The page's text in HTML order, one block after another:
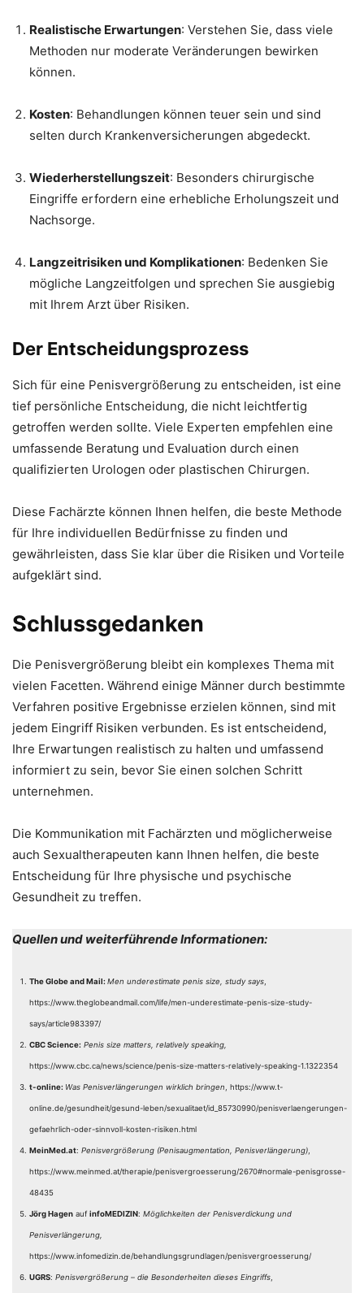
Realistische Erwartungen: Verstehen Sie, dass viele
Methoden nur moderate Veränderungen bewirken
können.
Kosten: Behandlungen können teuer sein und sind
selten durch Krankenversicherungen abgedeckt.
Wiederherstellungszeit: Besonders chirurgische
Eingriffe erfordern eine erhebliche Erholungszeit und
Nachsorge.
Langzeitrisiken und Komplikationen: Bedenken Sie
mögliche Langzeitfolgen und sprechen Sie ausgiebig
mit Ihrem Arzt über Risiken.
Der Entscheidungsprozess
Sich für eine Penisvergrößerung zu entscheiden, ist eine
tief persönliche Entscheidung, die nicht leichtfertig
getroffen werden sollte. Viele Experten empfehlen eine
umfassende Beratung und Evaluation durch einen
qualifizierten Urologen oder plastischen Chirurgen.
Diese Fachärzte können Ihnen helfen, die beste Methode
für Ihre individuellen Bedürfnisse zu finden und
gewährleisten, dass Sie klar über die Risiken und Vorteile
aufgeklärt sind.
Schlussgedanken
Die Penisvergrößerung bleibt ein komplexes Thema mit
vielen Facetten. Während einige Männer durch bestimmte
Verfahren positive Ergebnisse erzielen können, sind mit
jedem Eingriff Risiken verbunden. Es ist entscheidend,
Ihre Erwartungen realistisch zu halten und umfassend
informiert zu sein, bevor Sie einen solchen Schritt
unternehmen.
Die Kommunikation mit Fachärzten und möglicherweise
auch Sexualtherapeuten kann Ihnen helfen, die beste
Entscheidung für Ihre physische und psychische
Gesundheit zu treffen.
Quellen und weiterführende Informationen:
The Globe and Mail:Men underestimate penis size, study says
https://www.theglobeandmail.com/life/men-underestimate-penis-size-study-
says/article983397/
CBC Science: Penis size matters, relatively speaking,
https://www.cbc.ca/news/science/penis-size-matters-relatively-speaking-1.1322354
t-online: Was Penisverlängerungen wirklich bringen , https://www.t-
online.de/gesundheit/gesund-leben/sexualitaet/id_85730990/penisverlaengerungen-
gefaehrlich-oder-sinnvoll-kosten-risiken.html
MeinMed.at: Penisvergrößerung (Penisaugmentation, Penisverlängerung)
https://www.meinmed.at/therapie/penisvergroesserung/2670#normale-penisgrosse-
48435
Jörg Hagen auf infoMEDIZIN: Möglichkeiten der Penisverdickung und
Penisverlängerung,
https://www.infomedizin.de/behandlungsgrundlagen/penisvergroesserung/
UGRS: Penisvergrößerung – die Besonderheiten dieses Eingriffs